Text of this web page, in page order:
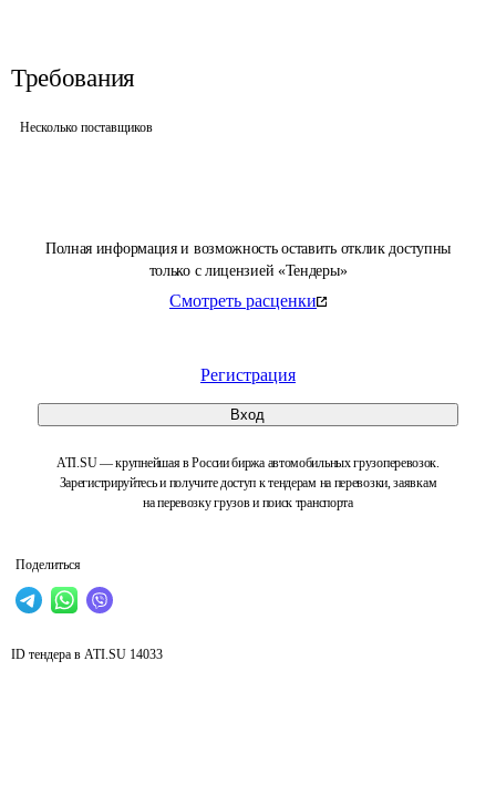
Полная информация и возможность оставить отклик доступны
только с лицензией «Тендеры»
Смотреть расценки
Регистрация
Вход
ATI.SU — крупнейшая в России биржа автомобильных грузоперевозок.
Зарегистрируйтесь и получите доступ к тендерам на перевозки, заявкам
на перевозку грузов и поиск транспорта
Поделиться
Требования
Несколько поставщиков
ID тендера в ATI.SU 14033